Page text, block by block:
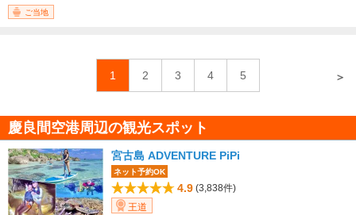
ご当地
1 2 3 4 5 ＞
慶良間空港周辺の観光スポット
宮古島 ADVENTURE PiPi
ネット予約OK
4.9 (3,838件)
王道